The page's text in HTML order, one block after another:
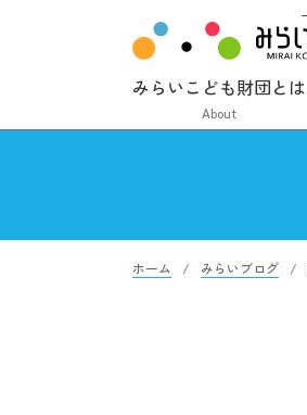
みらいこども財団とは
About
ホーム みらいブログ